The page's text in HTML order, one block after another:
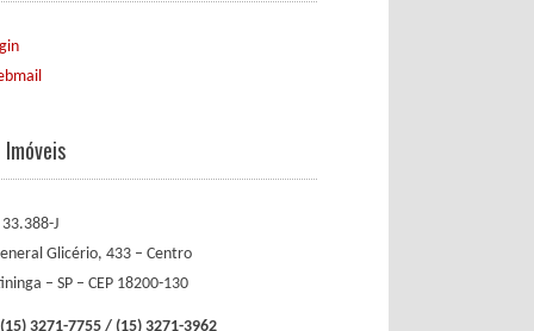
33.388-J
Glicério, 433 – Centro
– SP – CEP 18200-130
(15) 3271-7755 / (15) 3271-3962